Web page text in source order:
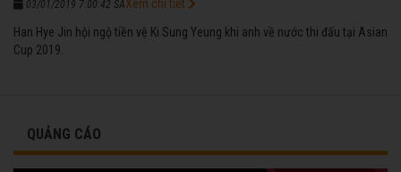
03/01/2019 7:00:42 SA
Han Hye Jin hội ngộ tiền vệ Ki Sung Yeung khi anh về nước thi đấu tại Asian
Cup 2019.
Xem chi tiết
QUẢNG CÁO